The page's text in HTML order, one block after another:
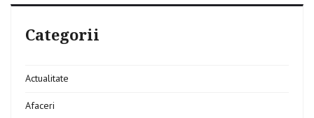
Categorii
Actualitate
Afaceri